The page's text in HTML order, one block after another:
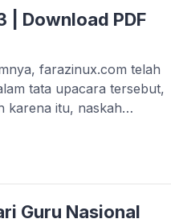
| Download PDF
farazinux.com telah
tata upacara tersebut,
karena itu, naskah
tunggu. Berikut
dalam upacara
sambutan berikut dapat
Guru Nasional